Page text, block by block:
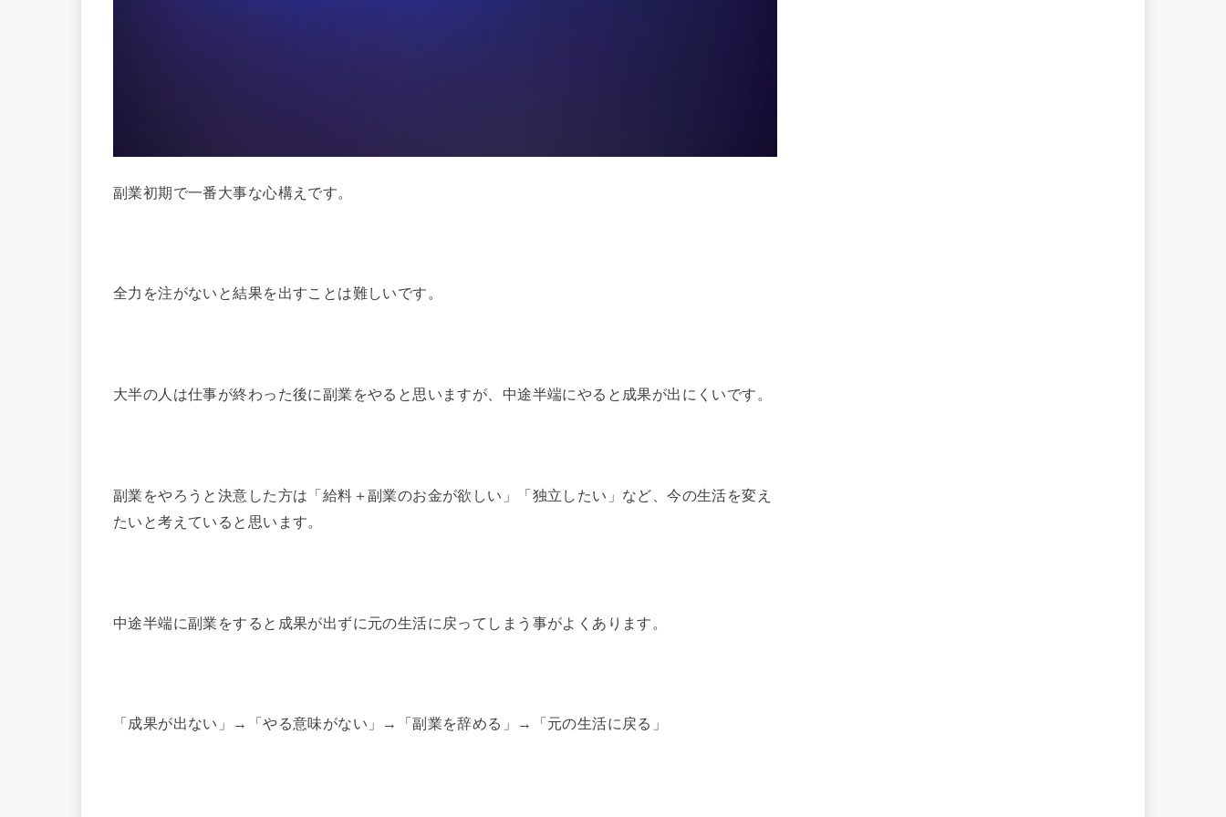
副業初期で一番大事な心構えです。
全力を注がないと結果を出すことは難しいです。
大半の人は仕事が終わった後に副業をやると思いますが、中途半端にやると成果が出にくいです。
副業をやろうと決意した方は「給料＋副業のお金が欲しい」「独立したい」など、今の生活を変え
たいと考えていると思います。
中途半端に副業をすると成果が出ずに元の生活に戻ってしまう事がよくあります。
「成果が出ない」→「やる意味がない」→「副業を辞める」→「元の生活に戻る」